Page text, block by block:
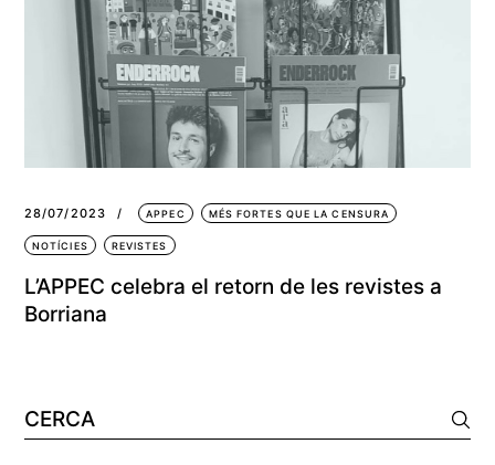
28/07/2023 APPEC MÉS FORTES QUE LA CENSURA
NOTÍCIES REVISTES
L’APPEC celebra el retorn de les revistes a
Borriana
Cerca: